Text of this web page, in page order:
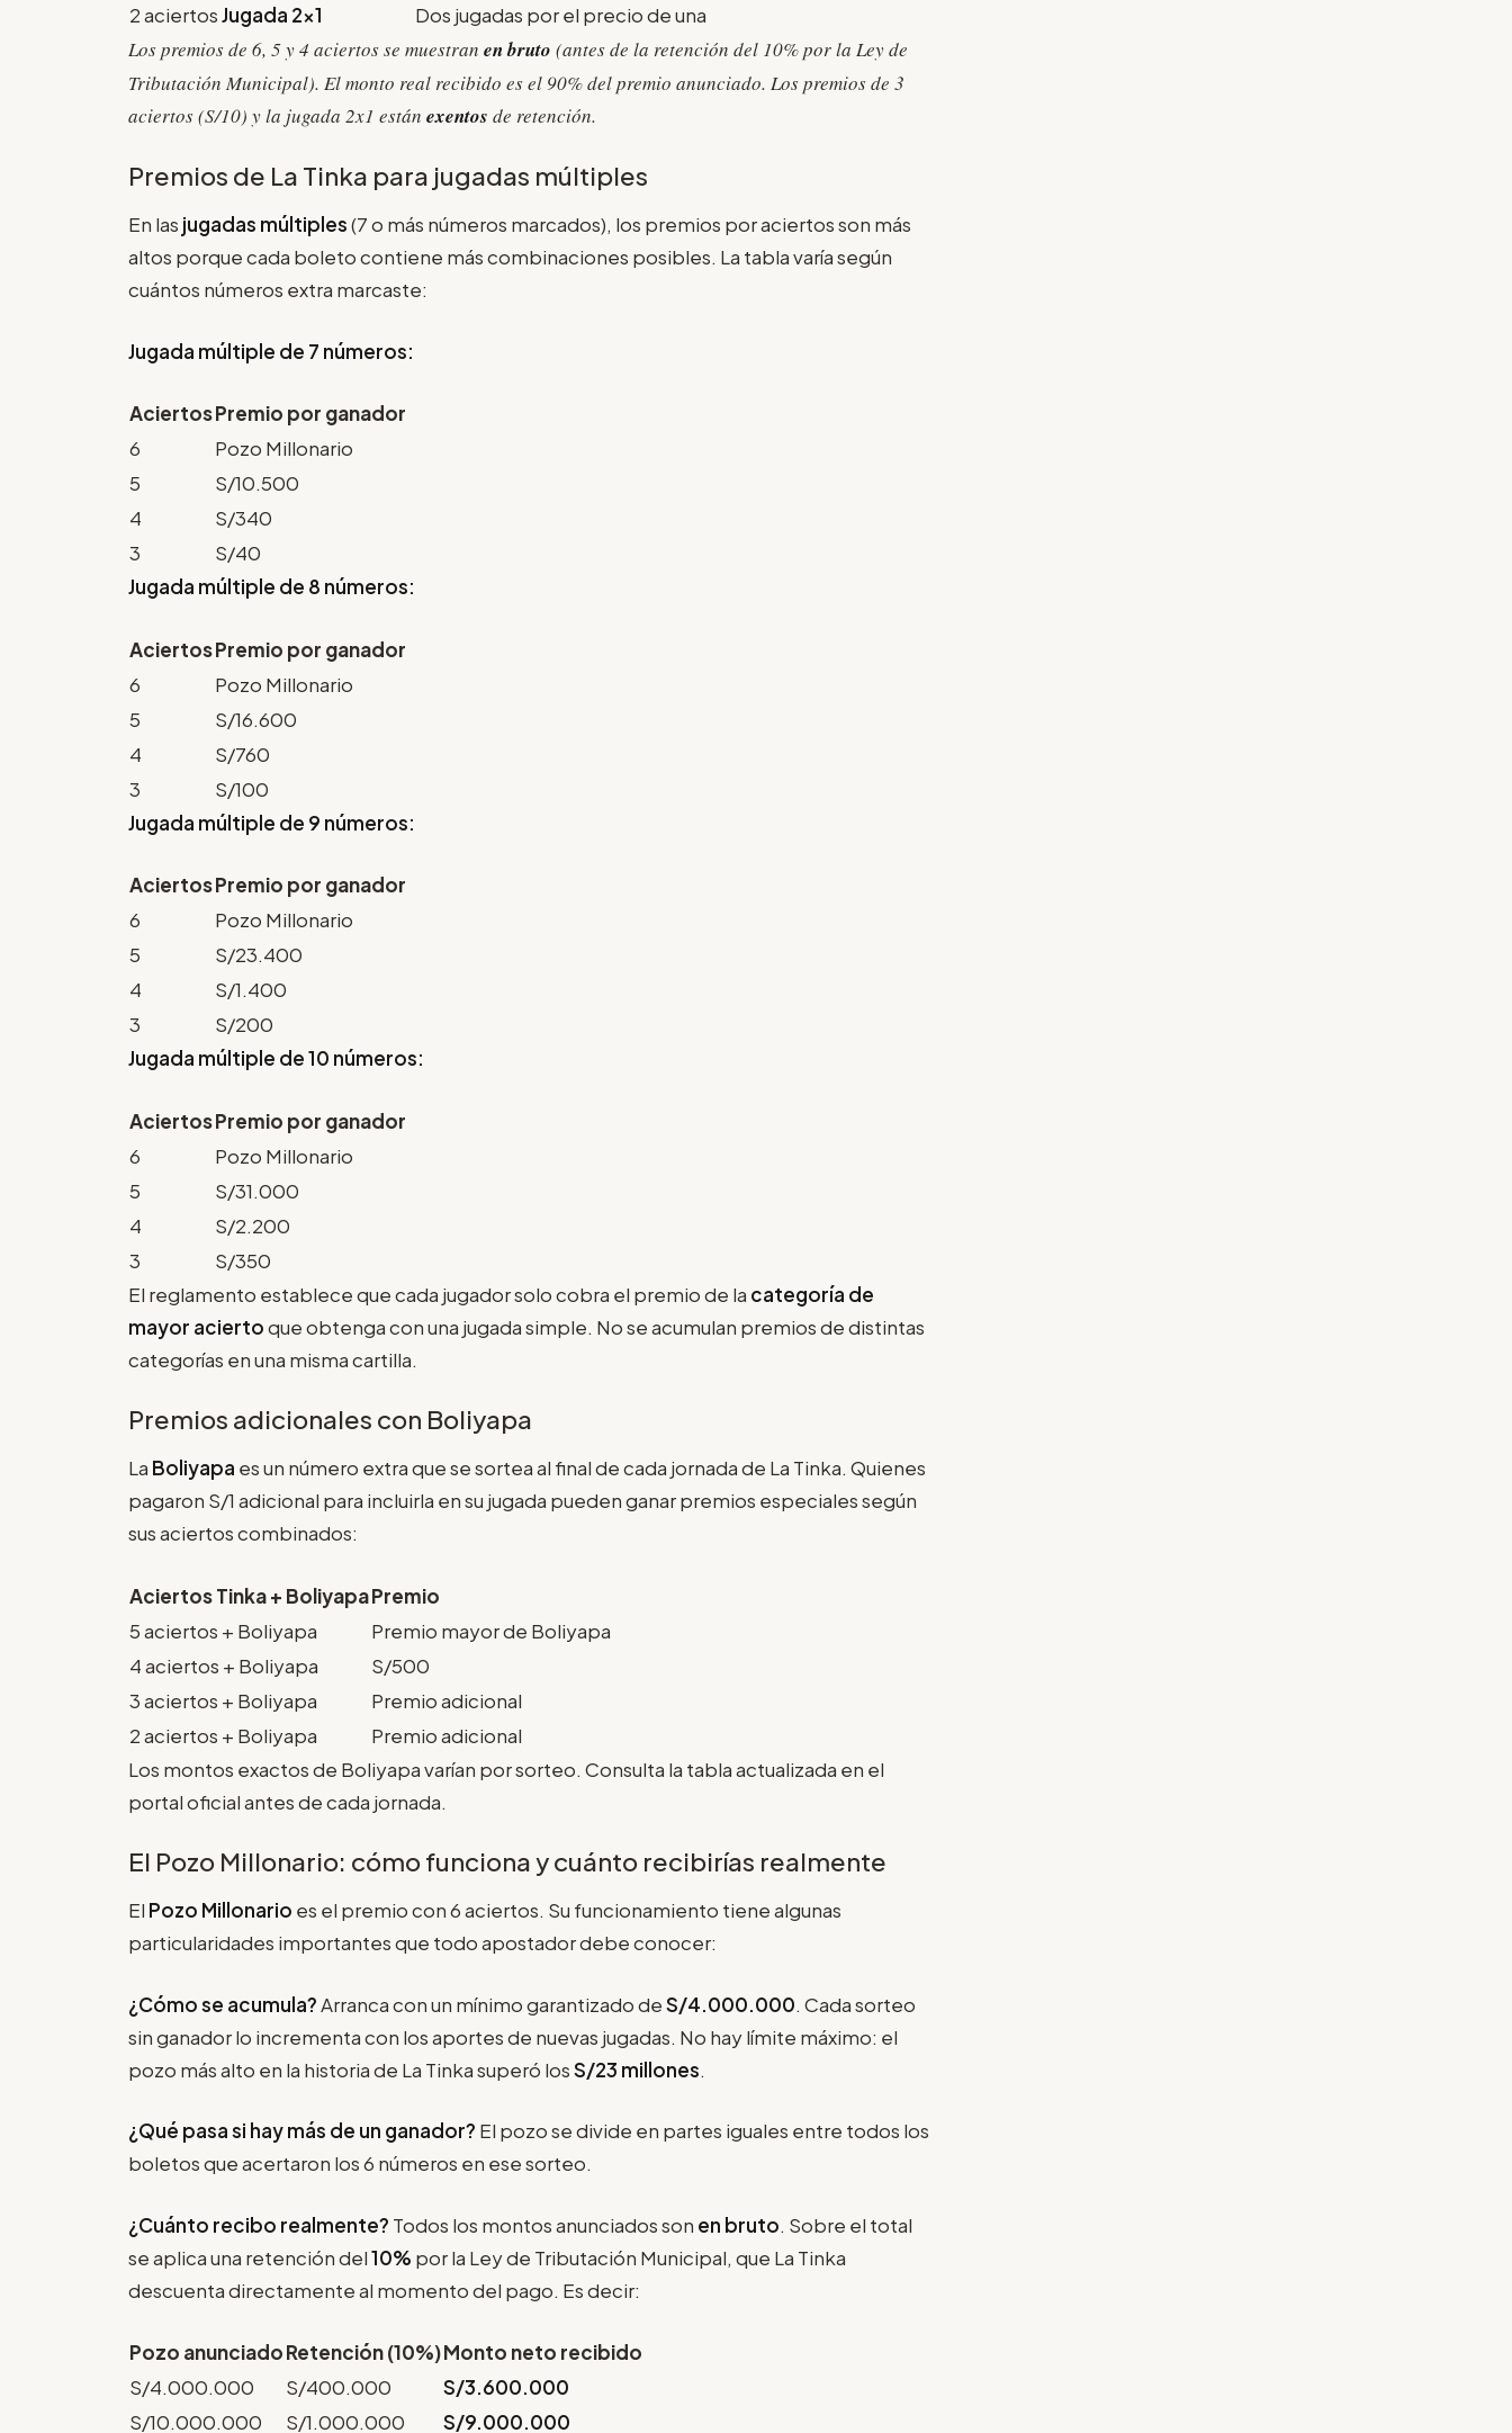
2 aciertosJugada 2x1 Dos jugadas por el precio de una
Los premios de 6, 5 y 4 aciertos se muestran en bruto (antes de la retención del 10% por la Ley de
Tributación Municipal). El monto real recibido es el 90% del premio anunciado. Los premios de 3
aciertos (S/10) y la jugada 2x1 están exentos de retención.
Premios de La Tinka para jugadas múltiples
En las jugadas múltiples(7 o más números marcados), los premios por aciertos son más
altos porque cada boleto contiene más combinaciones posibles. La tabla varía según
cuántos números extra marcaste:
Jugada múltiple de 7 números:
AciertosPremio por ganador
6
Pozo Millonario
5
S/10.500
4
S/340
3
S/40
Jugada múltiple de 8 números:
AciertosPremio por ganador
6
Pozo Millonario
5
S/16.600
4
S/760
3
S/100
Jugada múltiple de 9 números:
AciertosPremio por ganador
6
Pozo Millonario
5
S/23.400
4
S/1.400
3
S/200
Jugada múltiple de 10 números:
AciertosPremio por ganador
6
Pozo Millonario
5
S/31.000
4
S/2.200
3
S/350
El reglamento establece que cada jugador solo cobra el premio de la categoría de
mayor aciertoque obtenga con una jugada simple. No se acumulan premios de distintas
categorías en una misma cartilla.
Premios adicionales con Boliyapa
La Boliyapa es un número extra que se sortea al final de cada jornada de La Tinka. Quienes
pagaron S/1 adicional para incluirla en su jugada pueden ganar premios especiales según
sus aciertos combinados:
Aciertos Tinka + BoliyapaPremio
5 aciertos + Boliyapa
Premio mayor de Boliyapa
4 aciertos + Boliyapa
S/500
3 aciertos + Boliyapa
Premio adicional
2 aciertos + Boliyapa
Premio adicional
Los montos exactos de Boliyapa varían por sorteo. Consulta la tabla actualizada en el
portal oficial antes de cada jornada.
El Pozo Millonario: cómo funciona y cuánto recibirías realmente
El Pozo Millonario es el premio con 6 aciertos. Su funcionamiento tiene algunas
particularidades importantes que todo apostador debe conocer:
¿Cómo se acumula?Arranca con un mínimo garantizado deS/4.000.000. Cada sorteo
sin ganador lo incrementa con los aportes de nuevas jugadas. No hay límite máximo: el
pozo más alto en la historia de La Tinka superó losS/23 millones.
¿Qué pasa si hay más de un ganador? El pozo se divide en partes iguales entre todos los
boletos que acertaron los 6 números en ese sorteo.
¿Cuánto recibo realmente? Todos los montos anunciados son en bruto. Sobre el total
se aplica una retención del10% por la Ley de Tributación Municipal, que La Tinka
descuenta directamente al momento del pago. Es decir:
Pozo anunciadoRetención (10%)Monto neto recibido
S/4.000.000
S/400.000
S/3.600.000
S/10.000.000
S/1.000.000 S/9.000.000